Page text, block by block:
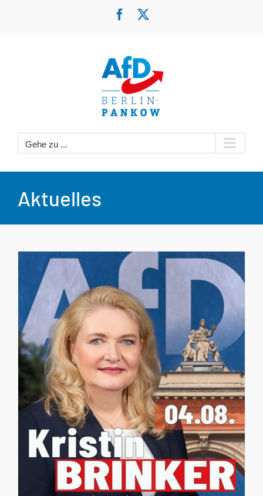
Facebook
Gehe zu ...
Aktuelles